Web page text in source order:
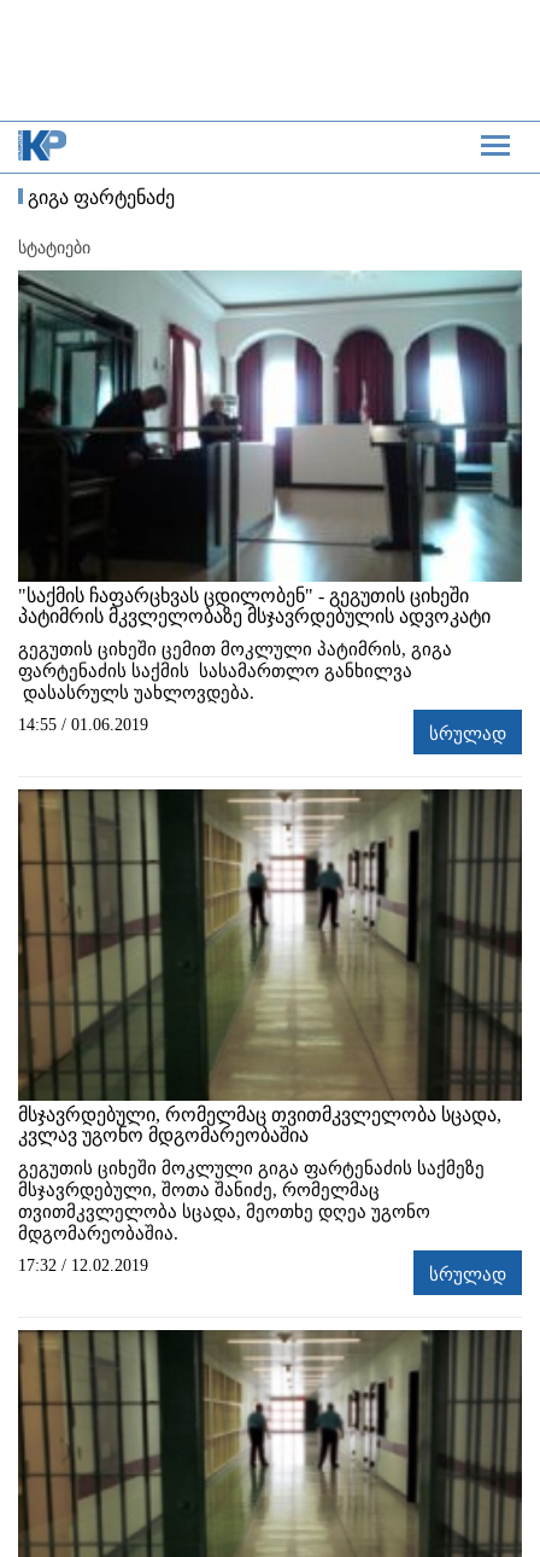
გიგა ფარტენაძე
სტატიები
"საქმის ჩაფარცხვას ცდილობენ" - გეგუთის ციხეში
პატიმრის მკვლელობაზე მსჯავრდებულის ადვოკატი
გეგუთის ციხეში ცემით მოკლული პატიმრის, გიგა
ფარტენაძის საქმის სასამართლო განხილვა
დასასრულს უახლოვდება.
14:55 / 01.06.2019 სრულად
მსჯავრდებული, რომელმაც თვითმკვლელობა სცადა,
კვლავ უგონო მდგომარეობაშია
გეგუთის ციხეში მოკლული გიგა ფარტენაძის საქმეზე
მსჯავრდებული, შოთა შანიძე, რომელმაც
თვითმკვლელობა სცადა, მეოთხე დღეა უგონო
მდგომარეობაშია.
17:32 / 12.02.2019 სრულად